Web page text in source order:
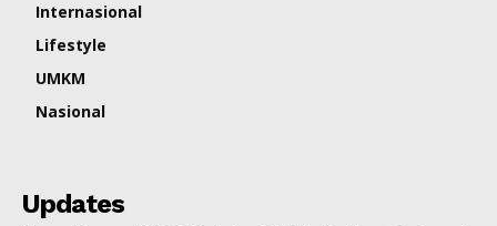
Internasional
Lifestyle
UMKM
Nasional
Updates